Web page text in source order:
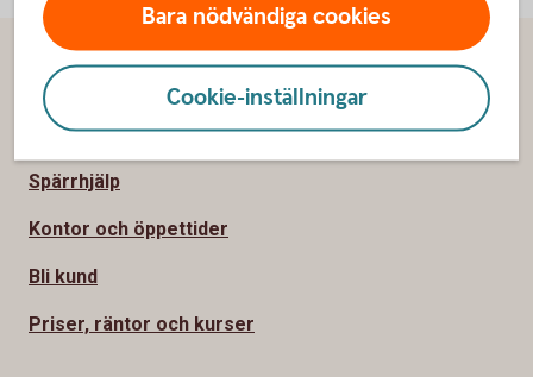
Bara nödvändiga cookies
Cookie-inställningar
Sidfot
Hitta snabbt
Kontakta oss
Spärrhjälp
Kontor och öppettider
Bli kund
Priser, räntor och kurser